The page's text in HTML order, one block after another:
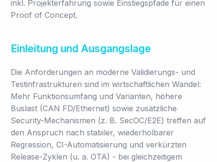
inkl. Projekterfahrung sowie Einstiegspfade für einen
Proof of Concept.
Einleitung und Ausgangslage
Die Anforderungen an moderne Validierungs- und
Testinfrastrukturen sind im wirtschaftlichen Wandel:
Mehr Funktionsumfang und Varianten, höhere
Buslast (CAN FD/Ethernet) sowie zusätzliche
Security-Mechanismen (z. B. SecOC/E2E) treffen auf
den Anspruch nach stabiler, wiederholbarer
Regression, CI-Automatisierung und verkürzten
Release-Zyklen (u. a. OTA) - bei gleichzeitigem